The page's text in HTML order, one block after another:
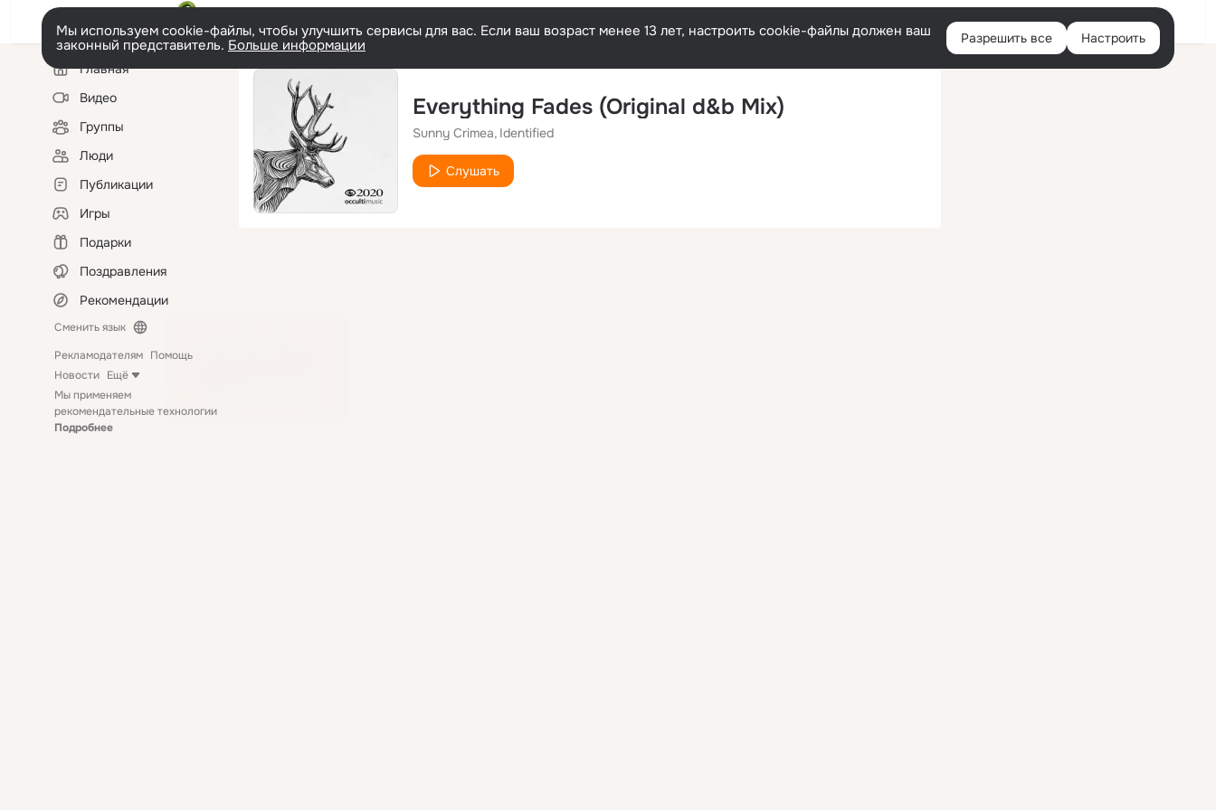
Войти
Мы используем cookie-файлы, чтобы улучшить сервисы для вас. Если ваш возраст менее 13 лет, настроить cookie-файлы должен ваш
законный представитель. Больше информации Разрешить все Настроить
Левая
колонкаГлавная
Видео
Группы
Люди
Публикации
Игры
Подарки
Поздравления
Рекомендации
Сменить язык
Рекламодателям Помощь
Новости Ещё
Мы применяем
рекомендательные технологии
Подробнее
Everything Fades (Original d&b Mix)
Sunny Crimea Identified
Слушать